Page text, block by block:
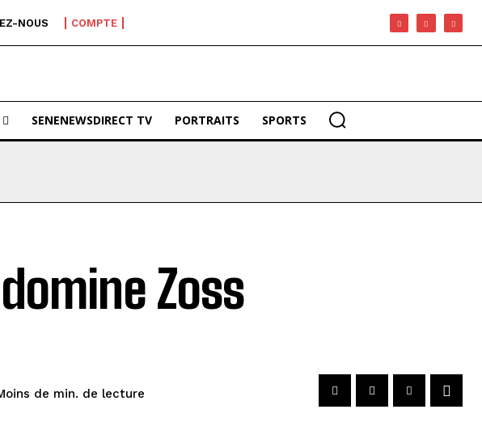
NOUS COMPTE
SENENEWSDIRECT TV PORTRAITS SPORTS
Zoss
de min. de lecture